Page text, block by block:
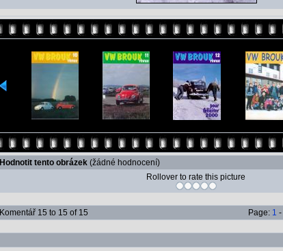
Hodnotit tento obrázek (žádné hodnocení)
Rollover to rate this picture
Komentář 15 to 15 of 15 Page: 1 -